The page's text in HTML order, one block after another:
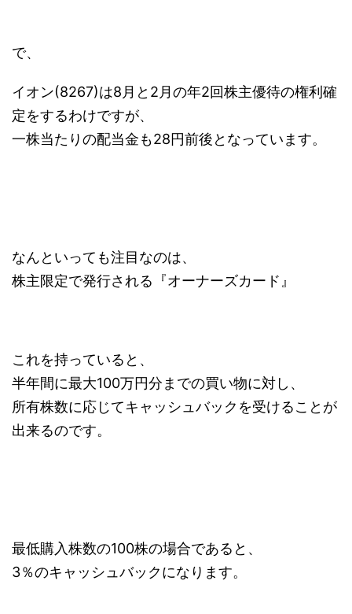
で、
イオン(8267)は8月と2月の年2回株主優待の権利確
定をするわけですが、
一株当たりの配当金も28円前後となっています。
なんといっても注目なのは、
株主限定で発行される『オーナーズカード』
これを持っていると、
半年間に最大100万円分までの買い物に対し、
所有株数に応じてキャッシュバックを受けることが
出来るのです。
最低購入株数の100株の場合であると、
3％のキャッシュバックになります。